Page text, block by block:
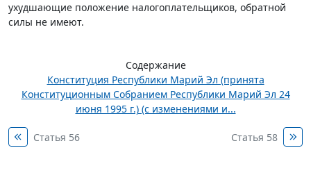
ухудшающие положение налогоплательщиков, обратной
силы не имеют.
Содержание
Конституция Республики Марий Эл (принята
Конституционным Собранием Республики Марий Эл 24
июня 1995 г.) (с изменениями и...
Статья 56 Статья 58